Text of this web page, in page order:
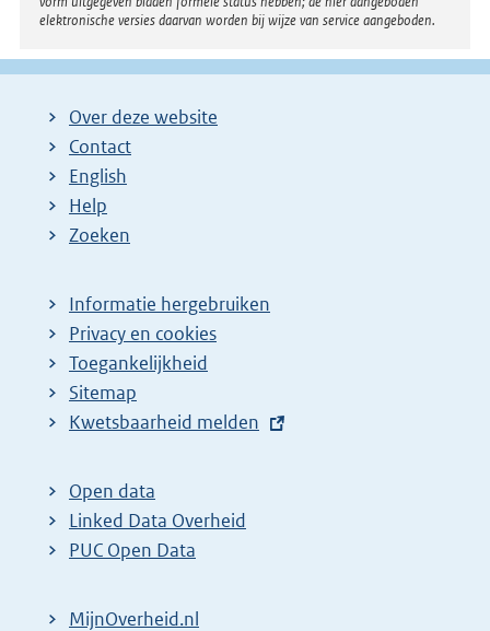
elektronische versies daarvan worden bij wijze van service aangeboden.
Over deze website
Contact
English
Help
Zoeken
Informatie hergebruiken
Privacy en cookies
Toegankelijkheid
Sitemap
E
t
e
r
Kwetsbaarheid melden
Open data
Linked Data Overheid
PUC Open Data
MijnOverheid.nl